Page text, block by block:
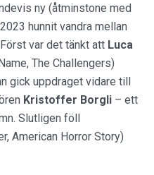
ny (åtminstone med
hunnit vandra mellan
var det tänkt att Luca
The Challengers)
gick uppdraget vidare till
Kristoffer Borgli – ett
Slutligen föll
American Horror Story)